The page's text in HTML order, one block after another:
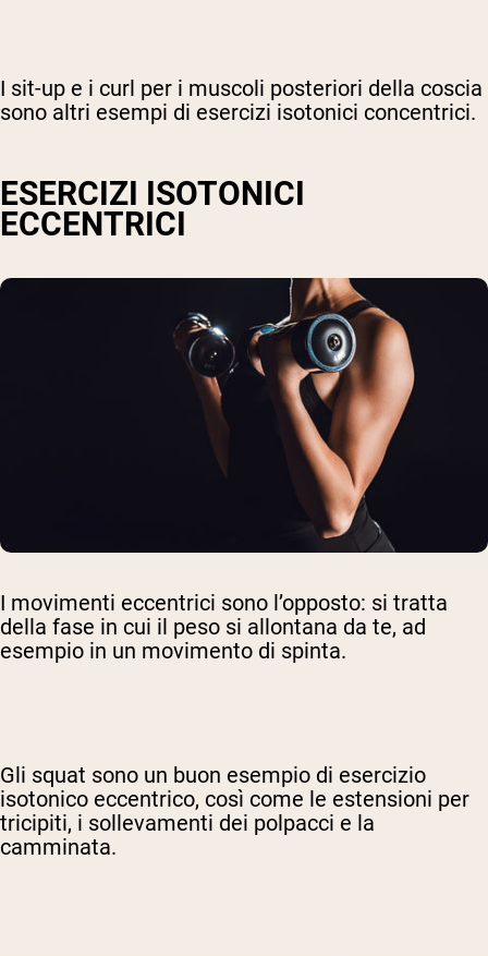
I sit-up e i curl per i muscoli posteriori della coscia
sono altri esempi di esercizi isotonici concentrici.
ESERCIZI ISOTONICI
ECCENTRICI
I movimenti eccentrici sono l’opposto: si tratta
della fase in cui il peso si allontana da te, ad
esempio in un movimento di spinta.
Gli squat sono un buon esempio di esercizio
isotonico eccentrico, così come le estensioni per
tricipiti, i sollevamenti dei polpacci e la
camminata.